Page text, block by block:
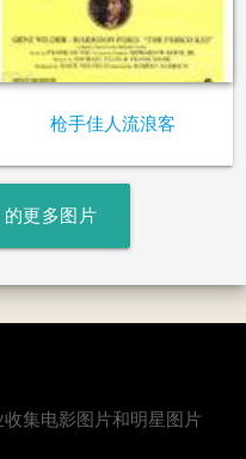
枪手佳人流浪客
更多图片
集电影图片和明星图片